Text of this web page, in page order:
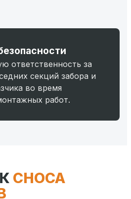
ответственность за
секций забора и
во время
работ.
СНОСА